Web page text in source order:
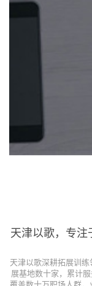
天津以歌，专注
天津以歌深耕拓展训
展基地数十家，累计